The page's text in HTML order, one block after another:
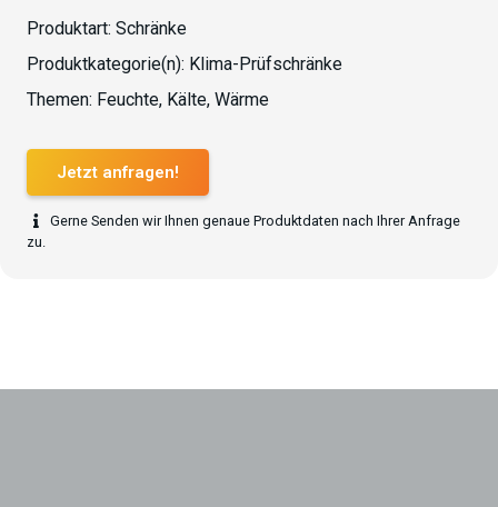
Produktart: Schränke
Produktkategorie(n): Klima-Prüfschränke
Themen: Feuchte, Kälte, Wärme
Jetzt anfragen!
Gerne Senden wir Ihnen genaue Produktdaten nach Ihrer Anfrage
zu.